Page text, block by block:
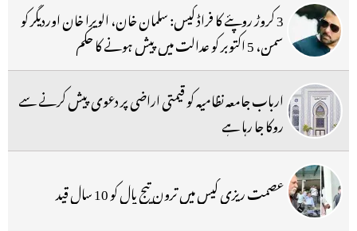
3 کروڑ روپئے کا فراڈ کیس: سلمان خان، الویرا خان اوردیگر کو
سمن، 5 اکتوبر کو عدالت میں پیش ہونے کا حکم
ارباب جامعہ نظامیہ کو قیمتی اراضی پر دعوی پیش کرنے سے
روکا جا رہا ہے
عصمت ریزی کیس میں ترون تیج پال کو 10 سال قید